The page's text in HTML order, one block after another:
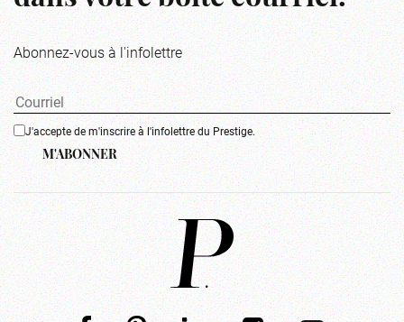
Abonnez-vous à l'infolettre
J'accepte de m'inscrire à l'infolettre du Prestige.
M'ABONNER